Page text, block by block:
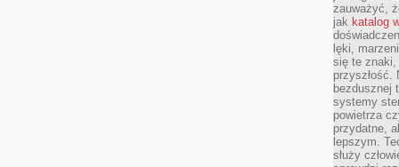
zauważyć,
jak katalog
lęki,
się te znaki,
przyszłość.
bezdusznej
systemy
powietrza
przydatne,
lepszym.
służy